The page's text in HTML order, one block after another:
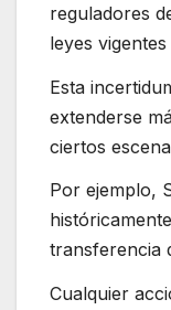
reguladores
leyes
Esta
extenderse
ciertos
Por ejemplo,
transferencia
Cualquier